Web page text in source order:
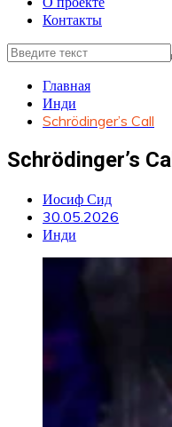
Контакты
Главная
Инди
Schrödinger’s Call
Schrödinger’s Call
Иосиф Сид
30.05.2026
Инди